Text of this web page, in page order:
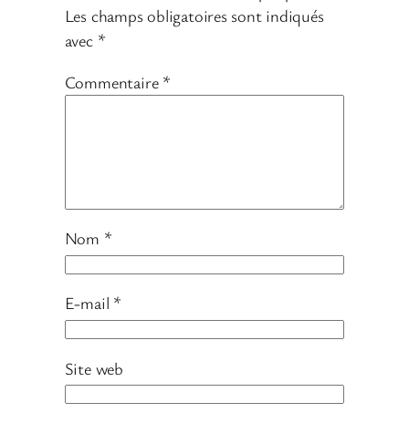
Les champs obligatoires sont indiqués
avec *
Commentaire *
Nom *
E-mail *
Site web